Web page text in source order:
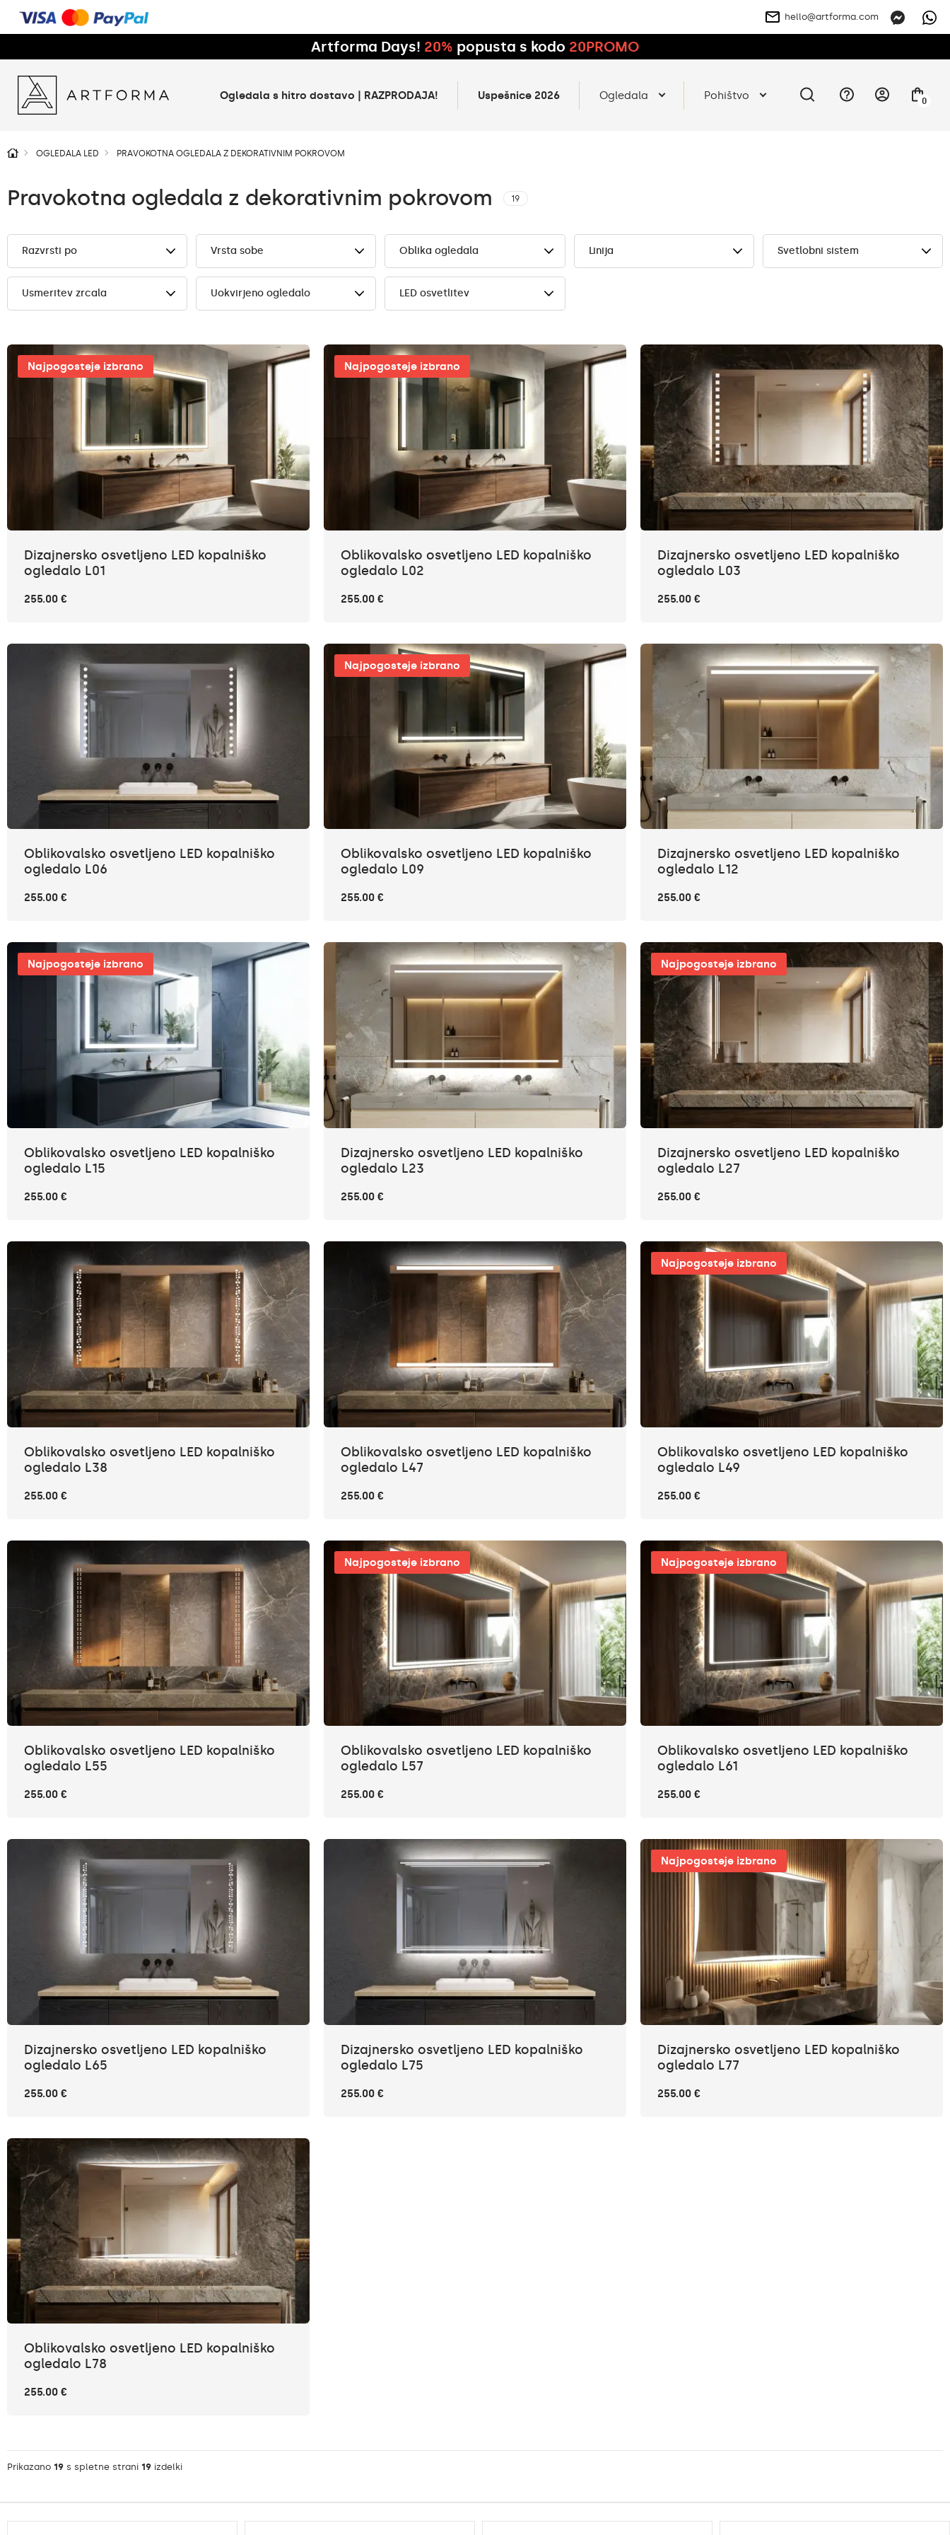
hello@artforma.com
Artforma Days! 20% popusta s kodo 20PROMO
Ogledala s hitro dostavo | RAZPRODAJA! Uspešnice 2026 Ogledala Pohištvo 0
OGLEDALA LED PRAVOKOTNA OGLEDALA Z DEKORATIVNIM POKROVOM
Pravokotna ogledala z dekorativnim pokrovom 19
Razvrsti po Vrsta sobe Oblika ogledala Linija Svetlobni sistem
Usmeritev zrcala Uokvirjeno ogledalo LED osvetlitev
Najpogosteje izbrano
Dizajnersko osvetljeno LED kopalniško
ogledalo L01
255.00 €
Najpogosteje izbrano
Oblikovalsko osvetljeno LED kopalniško
ogledalo L02
255.00 €
Dizajnersko osvetljeno LED kopalniško
ogledalo L03
255.00 €
Oblikovalsko osvetljeno LED kopalniško
ogledalo L06
255.00 €
Najpogosteje izbrano
Oblikovalsko osvetljeno LED kopalniško
ogledalo L09
255.00 €
Dizajnersko osvetljeno LED kopalniško
ogledalo L12
255.00 €
Najpogosteje izbrano
Oblikovalsko osvetljeno LED kopalniško
ogledalo L15
255.00 €
Dizajnersko osvetljeno LED kopalniško
ogledalo L23
255.00 €
Najpogosteje izbrano
Dizajnersko osvetljeno LED kopalniško
ogledalo L27
255.00 €
Oblikovalsko osvetljeno LED kopalniško
ogledalo L38
255.00 €
Oblikovalsko osvetljeno LED kopalniško
ogledalo L47
255.00 €
Najpogosteje izbrano
Oblikovalsko osvetljeno LED kopalniško
ogledalo L49
255.00 €
Oblikovalsko osvetljeno LED kopalniško
ogledalo L55
255.00 €
Najpogosteje izbrano
Oblikovalsko osvetljeno LED kopalniško
ogledalo L57
255.00 €
Najpogosteje izbrano
Oblikovalsko osvetljeno LED kopalniško
ogledalo L61
255.00 €
Dizajnersko osvetljeno LED kopalniško
ogledalo L65
255.00 €
Dizajnersko osvetljeno LED kopalniško
ogledalo L75
255.00 €
Najpogosteje izbrano
Dizajnersko osvetljeno LED kopalniško
ogledalo L77
255.00 €
Oblikovalsko osvetljeno LED kopalniško
ogledalo L78
255.00 €
Prikazano 19 s spletne strani 19 izdelki